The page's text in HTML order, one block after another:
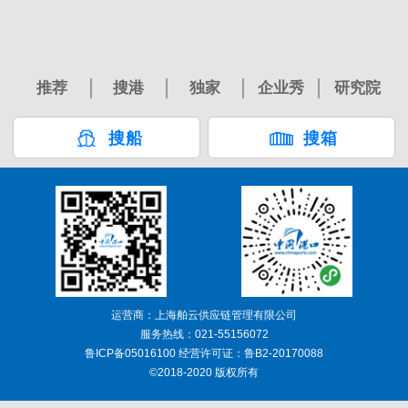
推荐 搜港 独家 企业秀 研究院
搜船 搜箱
运营商：上海舶云供应链管理有限公司
服务热线：021-55156072
鲁ICP备05016100 经营许可证：鲁B2-20170088
©2018-2020 版权所有